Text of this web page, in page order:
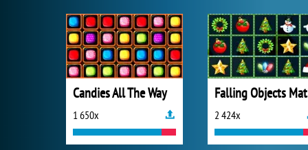
Candies All The Way
1 650x 2 424x